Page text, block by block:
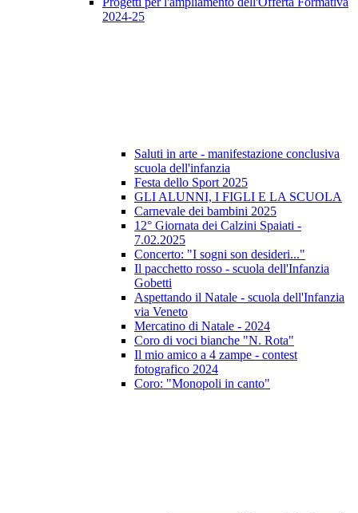
2024-25
Saluti in arte - manifestazione conclusiva
scuola dell'infanzia
Festa dello Sport 2025
GLI ALUNNI, I FIGLI E LA SCUOLA
Carnevale dei bambini 2025
12° Giornata dei Calzini Spaiati -
7.02.2025
Concerto: "I sogni son desideri..."
Il pacchetto rosso - scuola dell'Infanzia
Gobetti
Aspettando il Natale - scuola dell'Infanzia
via Veneto
Mercatino di Natale - 2024
Coro di voci bianche "N. Rota"
Il mio amico a 4 zampe - contest
fotografico 2024
Coro: "Monopoli in canto"